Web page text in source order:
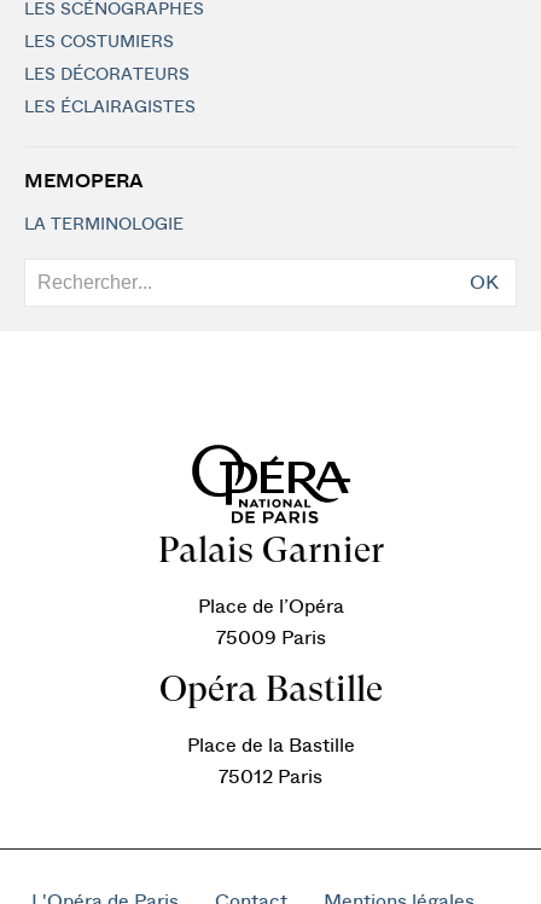
LES SCÉNOGRAPHES
LES COSTUMIERS
LES DÉCORATEURS
LES ÉCLAIRAGISTES
MEMOPERA
LA TERMINOLOGIE
OK
Palais Garnier
Place de l’Opéra
75009 Paris
Opéra Bastille
Place de la Bastille
75012 Paris